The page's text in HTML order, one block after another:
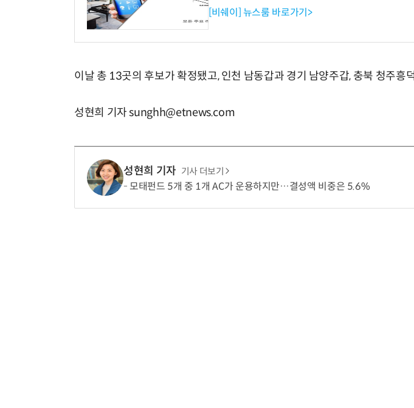
[비쉐이] 뉴스룸 바로가기>
이날 총 13곳의 후보가 확정됐고, 인천 남동갑과 경기 남양주갑, 충북 청주흥
성현희 기자 sunghh@etnews.com
성현희 기자 기사 더보기
모태펀드 5개 중 1개 AC가 운용하지만…결성액 비중은 5.6%